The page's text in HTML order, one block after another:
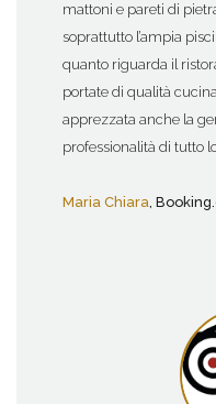
mattoni e pareti di
soprattutto l’ampia
quanto riguarda il
portate di qualità
apprezzata anche la
professionalità di tutto
Maria Chiara,